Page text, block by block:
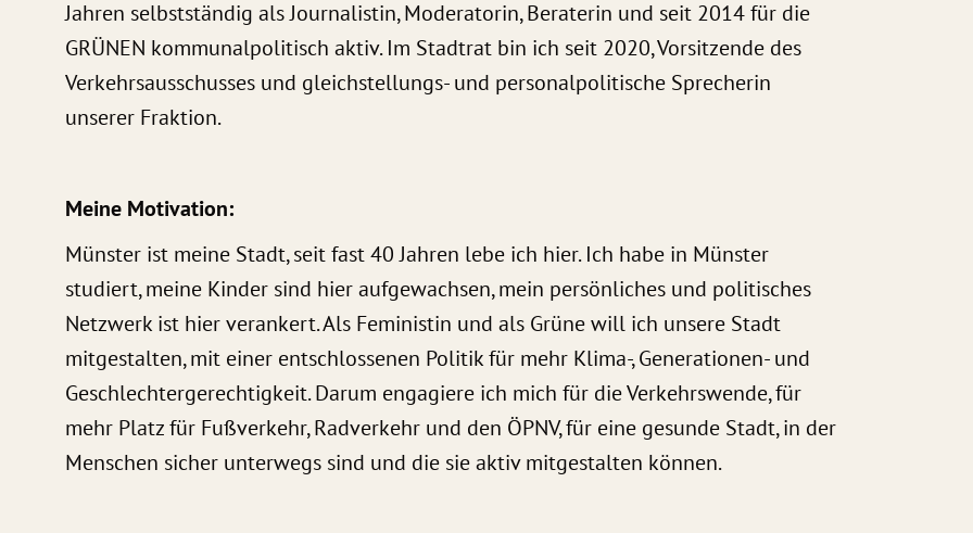
Jahren selbstständig als Journalistin, Moderatorin, Beraterin und seit 2014 für die
GRÜNEN kommunalpolitisch aktiv. Im Stadtrat bin ich seit 2020, Vorsitzende des
Verkehrsausschusses und gleichstellungs- und personalpolitische Sprecherin
unserer Fraktion.
Meine Motivation:
Münster ist meine Stadt, seit fast 40 Jahren lebe ich hier. Ich habe in Münster
studiert, meine Kinder sind hier aufgewachsen, mein persönliches und politisches
Netzwerk ist hier verankert. Als Feministin und als Grüne will ich unsere Stadt
mitgestalten, mit einer entschlossenen Politik für mehr Klima-, Generationen- und
Geschlechtergerechtigkeit. Darum engagiere ich mich für die Verkehrswende, für
mehr Platz für Fußverkehr, Radverkehr und den ÖPNV, für eine gesunde Stadt, in der
Menschen sicher unterwegs sind und die sie aktiv mitgestalten können.